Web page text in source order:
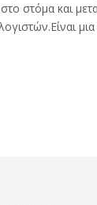
στόμα και